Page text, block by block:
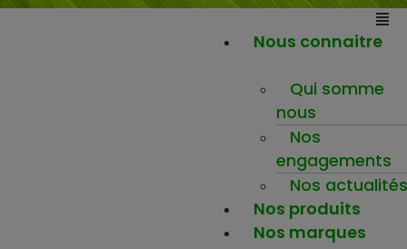
Nous connaitre
Qui somme
nous
Nos
engagements
Nos actualités
Nos produits
Nos marques